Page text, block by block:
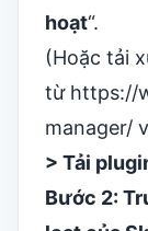
hoạt“.
(Hoặc tải
từ https://
manager/
> Tải
Bước 2: